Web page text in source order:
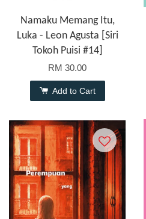
Namaku Memang Itu,
Luka - Leon Agusta [Siri
Tokoh Puisi #14]
RM 30.00
Add to Cart